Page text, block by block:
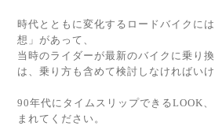
時代とともに変化するロードバイクに
想」があって、
当時のライダーが最新のバイクに乗り
は、乗り方も含めて検討しなければいけ
90年代にタイムスリップできるLOOK
まれてください。